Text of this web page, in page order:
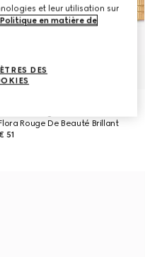
Rouge De Beauté Brillant
51
et leur utilisation sur
Politique en matière de
DES